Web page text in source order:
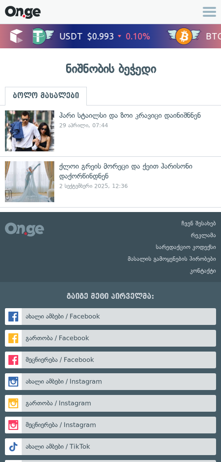
ნიშნობის ბეჭედი
ბოლო მასალები
ჰარი სტაილსი და ზოი კრავიცი დაინიშნნენ
29 აპრილი, 07:44
ქლოი გრეის მორეცი და ქეით ჰარისონი
დაქორწინდნენ
2 სექტემბერი 2025, 12:36
ჩვენ შესახებ
რეკლამა
სარედაქციო კოდექსი
მასალის გამოყენების პირობები
კონტაქტი
გაიგე მეტი პირველმა:
ახალი ამბები / Facebook
გართობა / Facebook
მეცნიერება / Facebook
ახალი ამბები / Instagram
გართობა / Instagram
მეცნიერება / Instagram
ახალი ამბები / TikTok